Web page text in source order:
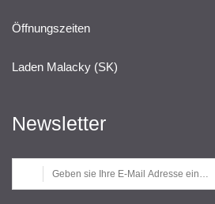
Öffnungszeiten
Laden Malacky (SK)
Newsletter